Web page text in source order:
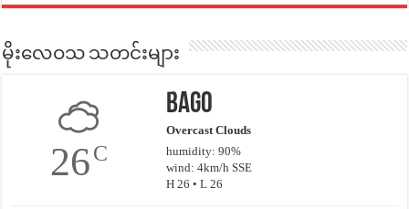
မိုးလေဝသ သတင်းများ
26C
Bago
Overcast Clouds
humidity: 90%
wind: 4km/h SSE
H 26 • L 26